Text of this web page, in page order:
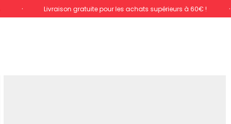
Livraison gratuite pour les achats supérieurs à 60€ !